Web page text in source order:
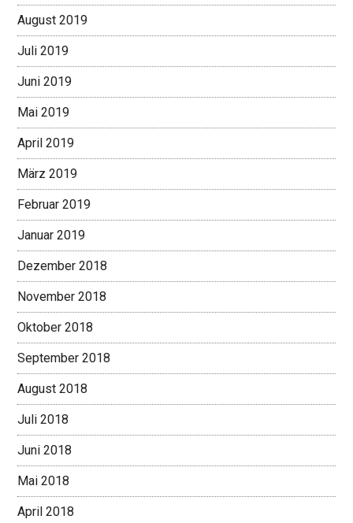
August 2019
Juli 2019
Juni 2019
Mai 2019
April 2019
März 2019
Februar 2019
Januar 2019
Dezember 2018
November 2018
Oktober 2018
September 2018
August 2018
Juli 2018
Juni 2018
Mai 2018
April 2018